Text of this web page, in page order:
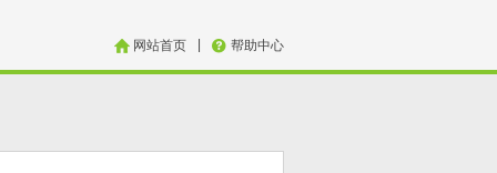
网站首页 帮助中心